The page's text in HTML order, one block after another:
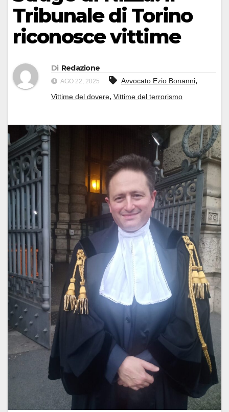
Tribunale di Torino
riconosce vittime
Di Redazione
AGO 22, 2025 Avvocato Ezio Bonanni,
Vittime del dovere, Vittime del terrorismo